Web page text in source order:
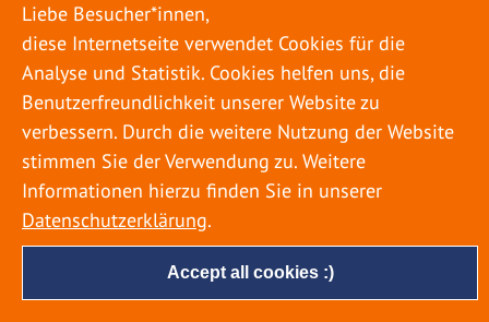
genießen ihren Urlaub. Dabei zieht es die Einen
weiter weg, die Anderen bleiben dann doch
lieber in der Heimat. Wenn Sie für eine längere
Zeit wegfahren möchten, gibt es einige Dinge zu
beachten, damit nicht anschließend eine böse
Überraschung auf Sie wartet. Um einen
möglichst entspannten Urlaub zu […]
Accept all cookies :)
Liebe Besucher*innen,
diese Internetseite verwendet Cookies für die
Analyse und Statistik. Cookies helfen uns, die
Benutzerfreundlichkeit unserer Website zu
verbessern. Durch die weitere Nutzung der Website
stimmen Sie der Verwendung zu. Weitere
Informationen hierzu finden Sie in unserer
Datenschutzerklärung.